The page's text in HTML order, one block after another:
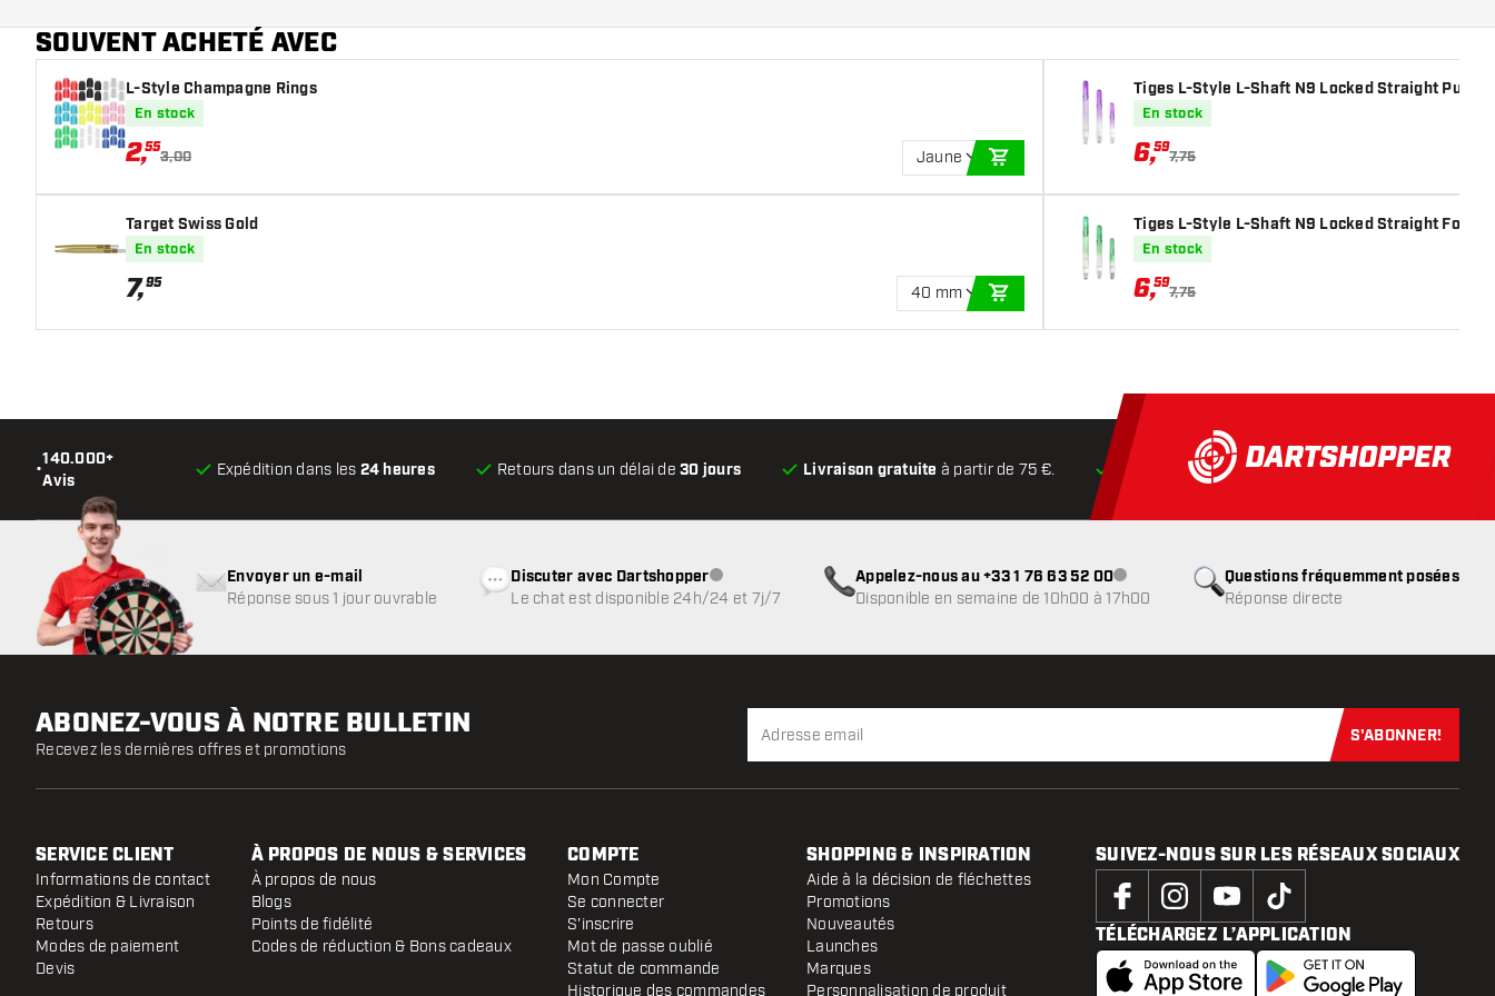
SOUVENT ACHETÉ AVEC
L-Style Champagne Rings
En stock
2,55
3,00 Jaune
AJOUTER AU PANIER
Target Swiss Gold
En stock
7,95
40 mm
AJOUTER AU PANIER
Tiges L-Style L-Shaft N9 Locked Straight Purple
En stock
6,59
7,75
Tiges L-Style L-Shaft N9 Locked Straight Forest
En stock
6,59
7,75
•
140.000+
Avis
Expédition dans les 24 heures Retours dans un délai de30 jours Livraison gratuite à partir de 75 €. Expédition dans les24 heures Retours
Questions fréquemment posées
Réponse directe
Envoyer un e-mail
Réponse sous 1 jour ouvrable
Discuter avec DartshopperService client indisponible
Le chat est disponible 24h/24 et 7j/7
Appelez-nous au +33 1 76 63 52 00Service client indisponible
Disponible en semaine de 10h00 à 17h00
ABONEZ-VOUS À NOTRE BULLETIN
Recevez les dernières offres et promotions
Abonnez-
S'ABONNER!
SERVICE CLIENT
Informations de contact
Expédition & Livraison
Retours
Modes de paiement
Devis
À PROPOS DE NOUS & SERVICES
À propos de nous
Blogs
Points de fidélité
Codes de réduction & Bons cadeaux
COMPTE
Mon Compte
Se connecter
S'inscrire
Mot de passe oublié
Statut de commande
Historique des commandes
SHOPPING & INSPIRATION
Aide à la décision de fléchettes
Promotions
Nouveautés
Launches
Marques
Personnalisation de produit
SUIVEZ-NOUS SUR LES RÉSEAUX SOCIAUX
TÉLÉCHARGEZ L’APPLICATION